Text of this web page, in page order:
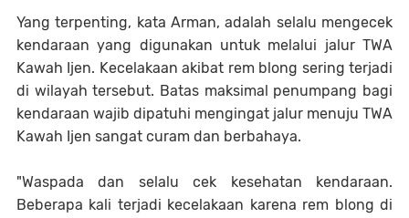
Yang terpenting, kata Arman, adalah selalu mengecek
kendaraan yang digunakan untuk melalui jalur TWA
Kawah Ijen. Kecelakaan akibat rem blong sering terjadi
di wilayah tersebut. Batas maksimal penumpang bagi
kendaraan wajib dipatuhi mengingat jalur menuju TWA
Kawah Ijen sangat curam dan berbahaya.
"Waspada dan selalu cek kesehatan kendaraan.
Beberapa kali terjadi kecelakaan karena rem blong di